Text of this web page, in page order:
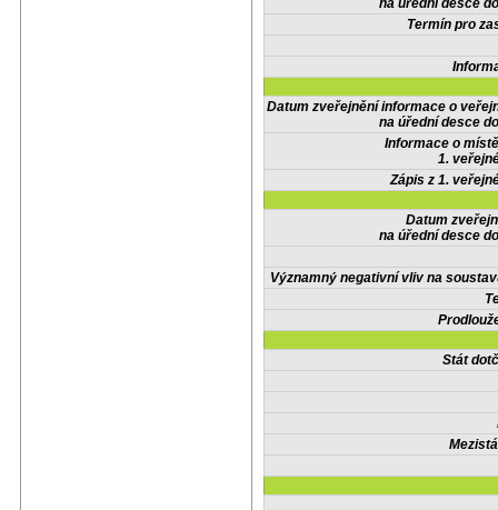
na úřední desce
Termín pro
Datum zveřejnění informace o
na úřední desce
Informace o
1.
Zápis z 1.
Datum
na úřední desce
Významný negativní vliv na
Stát